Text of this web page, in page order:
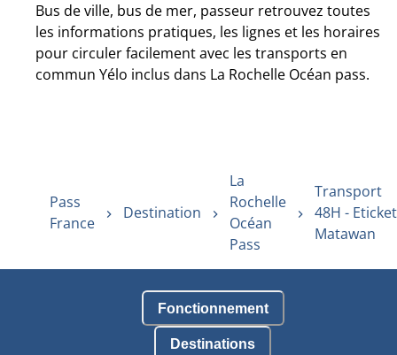
Bus de ville, bus de mer, passeur retrouvez toutes
les informations pratiques, les lignes et les horaires
pour circuler facilement avec les transports en
commun Yélo inclus dans La Rochelle Océan pass.
Pass
France
Destination
La
Rochelle
Océan
Pass
Transport
48H -
Matawan
Fonctionnement
Destinations